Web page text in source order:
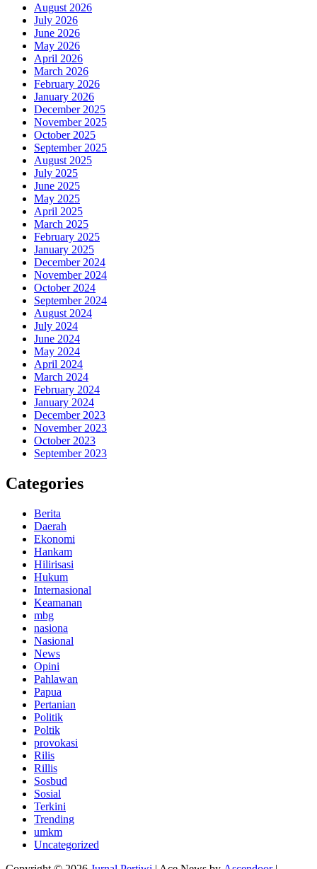
August 2026
July 2026
June 2026
May 2026
April 2026
March 2026
February 2026
January 2026
December 2025
November 2025
October 2025
September 2025
August 2025
July 2025
June 2025
May 2025
April 2025
March 2025
February 2025
January 2025
December 2024
November 2024
October 2024
September 2024
August 2024
July 2024
June 2024
May 2024
April 2024
March 2024
February 2024
January 2024
December 2023
November 2023
October 2023
September 2023
Categories
Berita
Daerah
Ekonomi
Hankam
Hilirisasi
Hukum
Internasional
Keamanan
mbg
nasiona
Nasional
News
Opini
Pahlawan
Papua
Pertanian
Politik
Poltik
provokasi
Rilis
Rillis
Sosbud
Sosial
Terkini
Trending
umkm
Uncategorized